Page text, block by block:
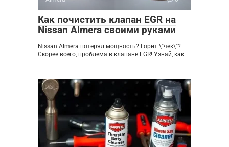
Как почистить клапан EGR на
Nissan Almera своими руками
Nissan Almera потерял мощность? Горит \"чек\"?
Скорее всего, проблема в клапане EGR! Узнай, как